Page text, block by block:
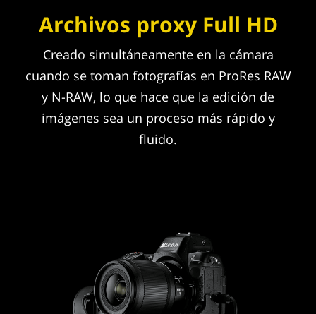
Archivos proxy Full HD
Creado simultáneamente en la cámara
cuando se toman fotografías en ProRes RAW
y N-RAW, lo que hace que la edición de
imágenes sea un proceso más rápido y
fluido.